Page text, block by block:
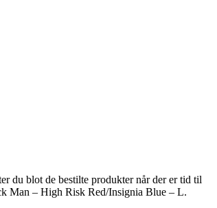
du blot de bestilte produkter når der er tid til
Man – High Risk Red/Insignia Blue – L.